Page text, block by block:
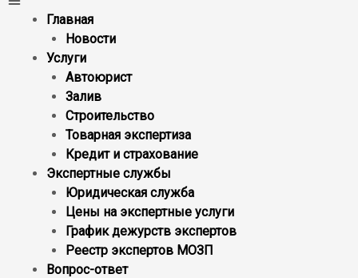
Главная
Новости
Услуги
Автоюрист
Залив
Строительство
Товарная экспертиза
Кредит и страхование
Экспертные службы
Юридическая служба
Цены на экспертные услуги
График дежурств экспертов
Реестр экcпертов МОЗП
Вопрос-ответ